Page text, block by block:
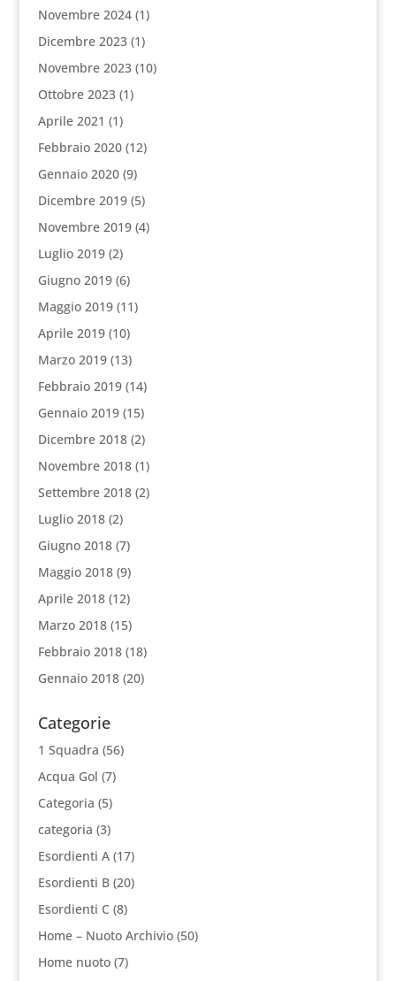
Novembre 2024(1)
Dicembre 2023(1)
Novembre 2023(10)
Ottobre 2023(1)
Aprile 2021 (1)
Febbraio 2020(12)
Gennaio 2020(9)
Dicembre 2019(5)
Novembre 2019(4)
Luglio 2019(2)
Giugno 2019(6)
Maggio 2019(11)
Aprile 2019(10)
Marzo 2019(13)
Febbraio 2019(14)
Gennaio 2019(15)
Dicembre 2018(2)
Novembre 2018(1)
Settembre 2018(2)
Luglio 2018(2)
Giugno 2018(7)
Maggio 2018(9)
Aprile 2018(12)
Marzo 2018(15)
Febbraio 2018(18)
Gennaio 2018(20)
Categorie
1 Squadra (56)
Acqua Gol (7)
Categoria (5)
categoria (3)
Esordienti A(17)
Esordienti B(20)
Esordienti C (8)
Home – Nuoto Archivio(50)
Home nuoto(7)